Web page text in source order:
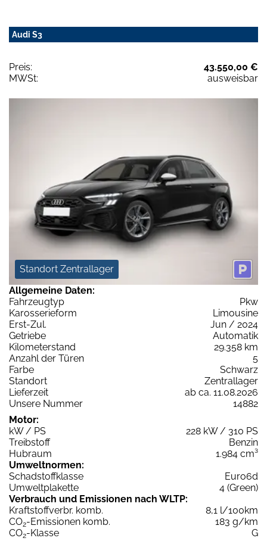
Audi S3
Preis:
43.550,00 €
MWSt:
ausweisbar
Standort Zentrallager
Allgemeine Daten:
Fahrzeugtyp
Pkw
Karosserieform
Limousine
Erst-Zul.
Jun / 2024
Getriebe
Automatik
Kilometerstand
29.358 km
Anzahl der Türen
5
Farbe
Schwarz
Standort
Zentrallager
Lieferzeit
ab ca. 11.08.2026
Unsere Nummer
14882
Motor:
kW / PS
228 kW / 310 PS
Treibstoff
Benzin
Hubraum
1.984 cm³
Umweltnormen:
Schadstoffklasse
Euro6d
Umweltplakette
4 (Green)
Verbrauch und Emissionen nach WLTP:
Kraftstoffverbr. komb.
8,1 l/100km
CO2-Emissionen komb.
183 g/km
CO2-Klasse
G